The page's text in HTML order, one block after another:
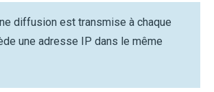
diffusion est transmise à chaque
une adresse IP dans le même